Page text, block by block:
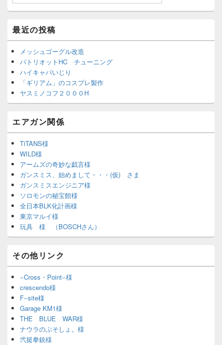
最近の投稿
メッシュゴーグル改造
パトリオットHC チューニング
ハイキャパいじり
「ギリアム」のコスプレ製作
ヤスミノコフ２０００H
エアガン関係
TiTANS様
WILD様
アームズの奇妙な戯言様
ガンスミス、始めまして・・・(仮) さま
ガンスミスエンジニア様
ソロモンの秘宝館様
全日本BLK化計画様
東京マルイ様
玩具 様 （BOSCHさん）
その他リンク
−Cross・Point−様
crescendo様
F−site様
Garage KM1様
THE BLUE WAR様
ナウラのぷそしょ。様
弐挺拳銃様